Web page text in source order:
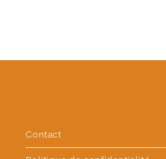
Contact